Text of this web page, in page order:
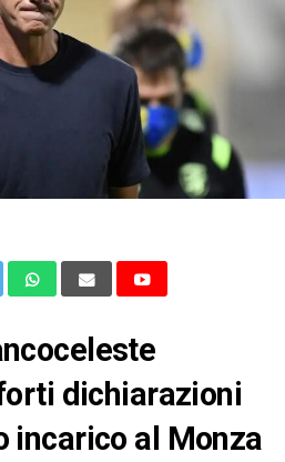
dichiarazioni
incarico al Monza